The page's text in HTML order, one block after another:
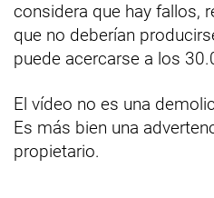
considera que hay fallos,
que no deberían
puede acercarse a los
El vídeo no es una
Es más bien una
propietario.